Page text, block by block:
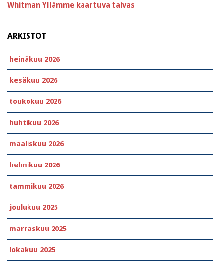
Whitman Yllämme kaartuva taivas
ARKISTOT
heinäkuu 2026
kesäkuu 2026
toukokuu 2026
huhtikuu 2026
maaliskuu 2026
helmikuu 2026
tammikuu 2026
joulukuu 2025
marraskuu 2025
lokakuu 2025